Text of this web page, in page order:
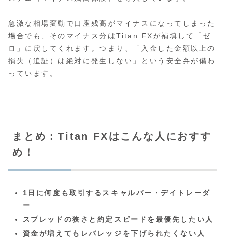
急激な相場変動で口座残高がマイナスになってしまった
場合でも、そのマイナス分はTitan FXが補填して「ゼ
ロ」に戻してくれます。つまり、「入金した金額以上の
損失（追証）は絶対に発生しない」という安全弁が備わ
っています。
まとめ：Titan FXはこんな人におすす
め！
1日に何度も取引するスキャルパー・デイトレーダ
ー
スプレッドの狭さと約定スピードを最優先したい人
資金が増えてもレバレッジを下げられたくない人